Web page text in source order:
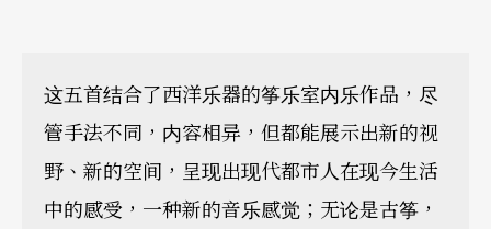
这五首结合了西洋乐器的筝乐室内乐作品，尽
管手法不同，内容相异，但都能展示出新的视
野、新的空间，呈现出现代都市人在现今生活
中的感受，一种新的音乐感觉；无论是古筝，